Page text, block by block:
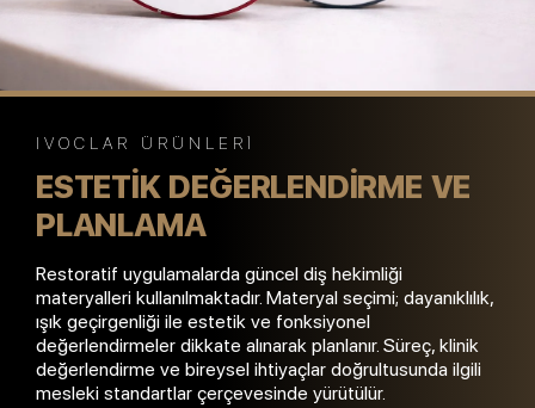
IVOCLAR ÜRÜNLERI
ESTETIK DEĞERLENDIRME VE
PLANLAMA
Restoratif uygulamalarda güncel diş hekimliği
materyalleri kullanılmaktadır. Materyal seçimi; dayanıklılık,
ışık geçirgenliği ile estetik ve fonksiyonel
değerlendirmeler dikkate alınarak planlanır. Süreç, klinik
değerlendirme ve bireysel ihtiyaçlar doğrultusunda ilgili
mesleki standartlar çerçevesinde yürütülür.